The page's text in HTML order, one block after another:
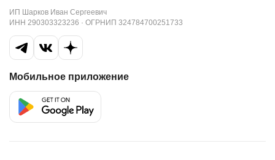
ИП Шарков Иван Сергеевич
ИНН 290303323236 · ОГРНИП 324784700251733
Мобильное приложение